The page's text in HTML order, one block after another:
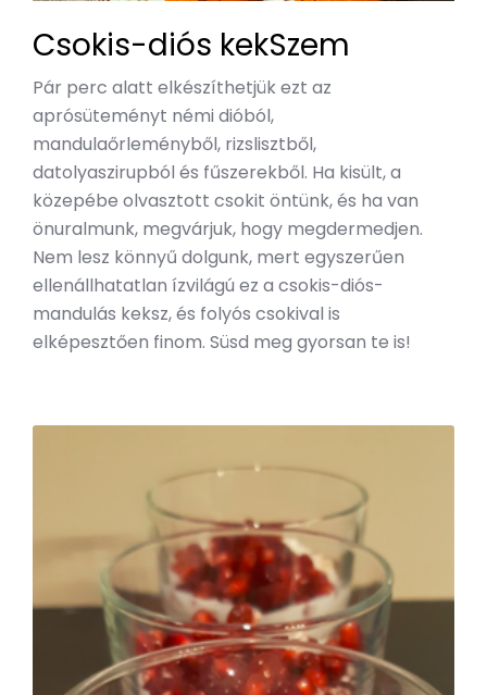
Csokis-diós kekSzem
Pár perc alatt elkészíthetjük ezt az
aprósüteményt némi dióból,
mandulaőrleményből, rizslisztből,
datolyaszirupból és fűszerekből. Ha kisült, a
közepébe olvasztott csokit öntünk, és ha van
önuralmunk, megvárjuk, hogy megdermedjen.
Nem lesz könnyű dolgunk, mert egyszerűen
ellenállhatatlan ízvilágú ez a csokis-diós-
mandulás keksz, és folyós csokival is
elképesztően finom. Süsd meg gyorsan te is!